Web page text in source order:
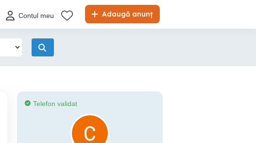
Adaugă anunț
Contul meu
Telefon validat